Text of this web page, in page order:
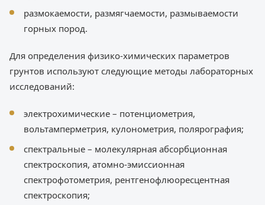
размокаемости, размягчаемости, размываемости
горных пород.
Для определения физико-химических параметров
грунтов используют следующие методы лабораторных
исследований:
электрохимические – потенциометрия,
вольтамперметрия, кулонометрия, полярография;
спектральные – молекулярная абсорбционная
спектроскопия, атомно-эмиссионная
спектрофотометрия, рентгенофлюоресцентная
спектроскопия;